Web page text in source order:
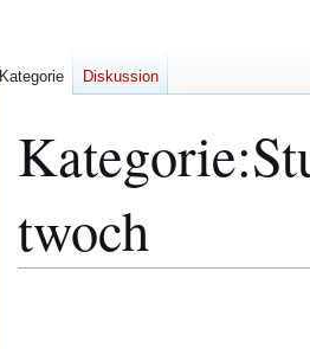
Kategorie:
twoch
Kategorie Diskussion